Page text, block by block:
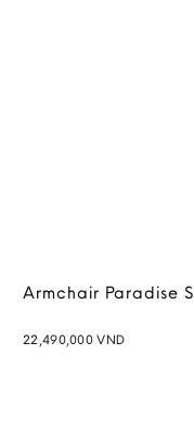
Armchair Paradise S
22,490,000VND